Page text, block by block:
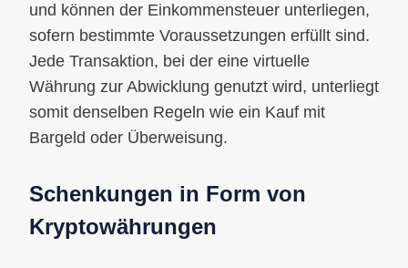
und können der Einkommensteuer unterliegen,
sofern bestimmte Voraussetzungen erfüllt sind.
Jede Transaktion, bei der eine virtuelle
Währung zur Abwicklung genutzt wird, unterliegt
somit denselben Regeln wie ein Kauf mit
Bargeld oder Überweisung.
Schenkungen in Form von
Kryptowährungen